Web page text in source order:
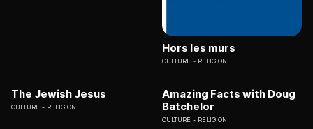
Hors les murs
CULTURE RELIGION
The Jewish Jesus
CULTURE RELIGION
Amazing Facts with Doug
Batchelor
CULTURE RELIGION